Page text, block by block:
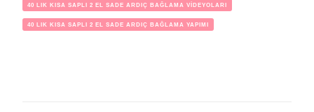
40 LIK KISA SAPLI 2 EL SADE ARDIÇ BAĞLAMA VİDEYOLARI
40 LIK KISA SAPLI 2 EL SADE ARDIÇ BAĞLAMA YAPIMI